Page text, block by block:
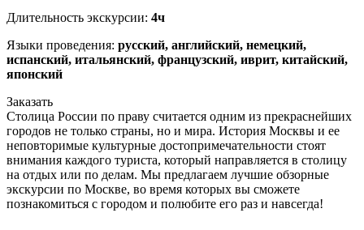
Длительность экскурсии: 4ч
Языки проведения: русский, английский, немецкий,
испанский, итальянский, французский, иврит, китайский,
японский
Заказать
Столица России по праву считается одним из прекраснейших
городов не только страны, но и мира. История Москвы и ее
неповторимые культурные достопримечательности стоят
внимания каждого туриста, который направляется в столицу
на отдых или по делам. Мы предлагаем лучшие обзорные
экскурсии по Москве, во время которых вы сможете
познакомиться с городом и полюбите его раз и навсегда!